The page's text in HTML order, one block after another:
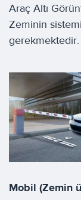
Araç Altı
Zeminin
gerekmektedir.
Mobil (Zemin